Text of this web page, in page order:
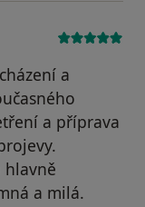
a
a příprava
hlavně
a milá.